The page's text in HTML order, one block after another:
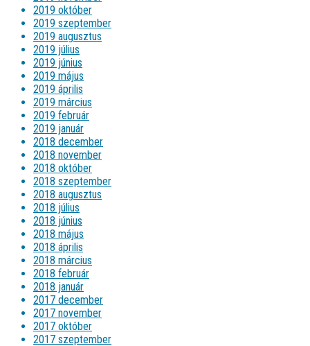
2019 október
2019 szeptember
2019 augusztus
2019 július
2019 június
2019 május
2019 április
2019 március
2019 február
2019 január
2018 december
2018 november
2018 október
2018 szeptember
2018 augusztus
2018 július
2018 június
2018 május
2018 április
2018 március
2018 február
2018 január
2017 december
2017 november
2017 október
2017 szeptember